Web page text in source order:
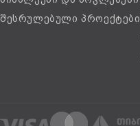
შესრულებული პროექტები